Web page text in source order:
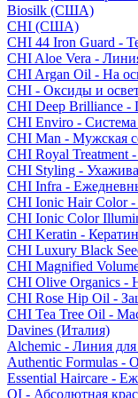
Biosilk (США)
CHI (США)
CHI 44 Iron Guard -
CHI Aloe Vera -
CHI Argan Oil - На
CHI - Оксиды и
CHI Deep Brilliance -
CHI Enviro - Система
CHI Man - Мужская
CHI Royal Treatment
CHI Styling -
CHI Infra -
CHI Ionic Hair Color -
CHI Ionic Color
CHI Keratin -
CHI Luxury Black
CHI Magnified
CHI Olive Organics -
CHI Rose Hip Oil -
CHI Tea Tree Oil -
Davines (Италия)
Alchemic - Линия
Authentic Formulas -
Essential Haircare -
OI - Абсолютная